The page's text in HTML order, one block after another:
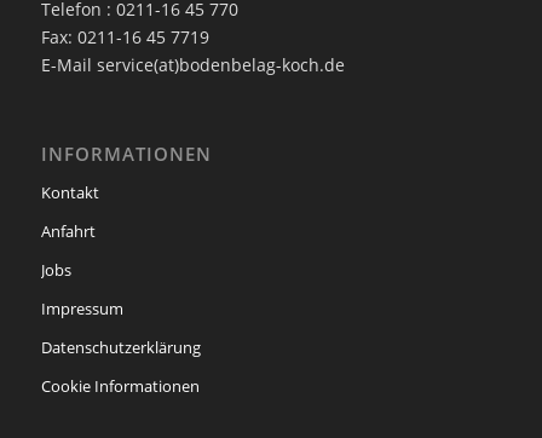
Telefon : 0211-16 45 770
Fax: 0211-16 45 7719
E-Mail service(at)bodenbelag-koch.de
INFORMATIONEN
Kontakt
Anfahrt
Jobs
Impressum
Datenschutzerklärung
Cookie Informationen